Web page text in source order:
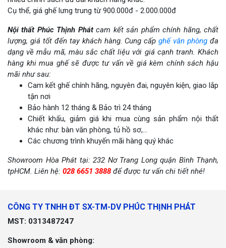
Cụ thể, giá ghế lưng trung từ 900.000đ - 2.000.000đ
Nội thất Phúc Thịnh Phátcam kết sản phẩm chính hãng, chất
lượng, giá tốt đến tay khách hàng. Cung cấpghế văn phòng đa
dạng về mẫu mã, màu sắc chất liệu với giá cạnh tranh. Khách
hàng khi mua ghế sẽ được tư vấn về giá kèm chính sách hậu
mãi như sau:
Cam kết ghế chính hãng, nguyên đai, nguyên kiện, giao lắp
tận nơi
Bảo hành 12 tháng & Bảo trì 24 tháng
Chiết khấu, giảm giá khi mua cùng sản phẩm nội thất
khác như: bàn văn phòng, tủ hồ sơ,...
Các chương trình khuyến mãi hàng quý khác
Showroom Hòa Phát tại: 232 Nơ Trang Long quận Bình Thạnh,
tpHCM. Liên hệ: 028 6651 3888 để được tư vấn chi tiết nhé!
CÔNG TY TNHH ĐT SX-TM-DV PHÚC THỊNH PHÁT
MST: 0313487247
Showroom & văn phòng: